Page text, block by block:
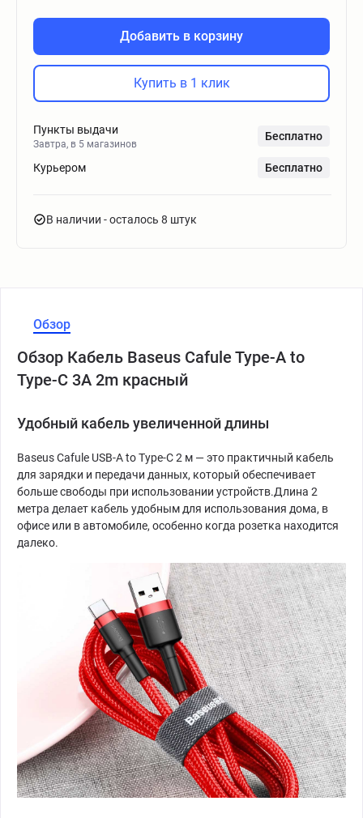
Добавить в корзину
Купить в 1 клик
Пункты выдачи
Завтра, в 5 магазинов
Бесплатно
Курьером Бесплатно
В наличии - осталось 8 штук
Обзор
Обзор Кабель Baseus Cafule Type-A to
Type-C 3A 2m красный
Удобный кабель увеличенной длины
Baseus Cafule USB-A to Type-C 2 м — это практичный кабель
для зарядки и передачи данных, который обеспечивает
больше свободы при использовании устройств.Длина 2
метра делает кабель удобным для использования дома, в
офисе или в автомобиле, особенно когда розетка находится
далеко.